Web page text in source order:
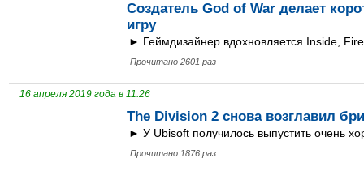
Создатель God of War делает
игру
► Геймдизайнер вдохновляется Inside,
Прочитано 2601 раз
16 апреля 2019 года в 11:26
The Division 2 снова возглавил
► У Ubisoft получилось выпустить очень
Прочитано 1876 раз